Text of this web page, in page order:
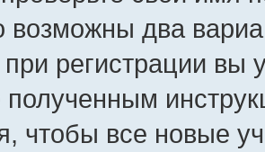
возможны два
регистрации вы
полученным
чтобы все новые